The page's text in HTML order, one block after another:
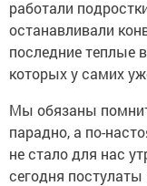
работали
останавливали
последние теплые
которых у самих
Мы обязаны
парадно, а по-
не стало для нас
сегодня